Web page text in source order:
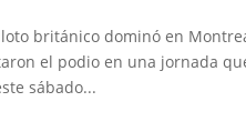
británico dominó en
el podio en una jornada
sábado...